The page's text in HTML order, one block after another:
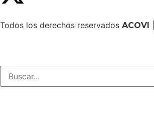
Todos los derechos reservados ACOVI